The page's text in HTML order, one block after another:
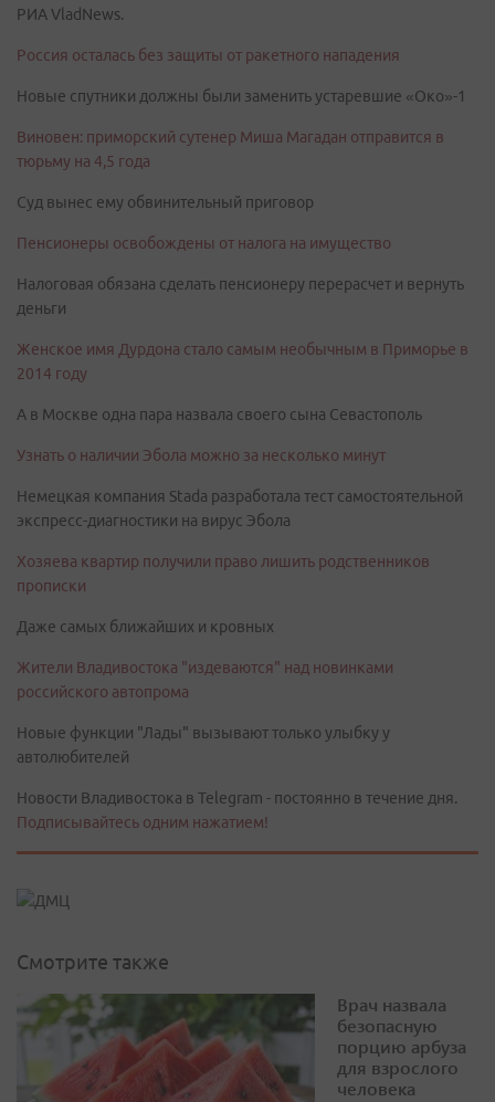
РИА VladNews.
Россия осталась без защиты от ракетного нападения
Новые спутники должны были заменить устаревшие «Око»-1
Виновен: приморский сутенер Миша Магадан отправится в
тюрьму на 4,5 года
Суд вынес ему обвинительный приговор
Пенсионеры освобождены от налога на имущество
Налоговая обязана сделать пенсионеру перерасчет и вернуть
деньги
Женское имя Дурдона стало самым необычным в Приморье в
2014 году
А в Москве одна пара назвала своего сына Севастополь
Узнать о наличии Эбола можно за несколько минут
Немецкая компания Stada разработала тест самостоятельной
экспресс-диагностики на вирус Эбола
Хозяева квартир получили право лишить родственников
прописки
Даже самых ближайших и кровных
Жители Владивостока "издеваются" над новинками
российского автопрома
Новые функции "Лады" вызывают только улыбку у
автолюбителей
Новости Владивостока в Telegram - постоянно в течение дня.
Подписывайтесь одним нажатием!
Смотрите также
Врач назвала
безопасную
порцию арбуза
для взрослого
человека